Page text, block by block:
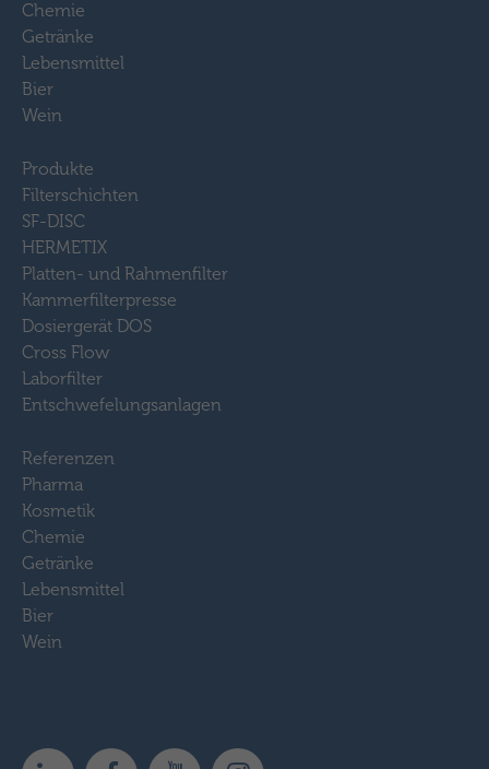
Chemie
Getränke
Lebensmittel
Bier
Wein
Produkte
Filterschichten
SF-DISC
HERMETIX
Platten- und Rahmenfilter
Kammerfilterpresse
Dosiergerät DOS
Cross Flow
Laborfilter
Entschwefelungsanlagen
Referenzen
Pharma
Kosmetik
Chemie
Getränke
Lebensmittel
Bier
Wein